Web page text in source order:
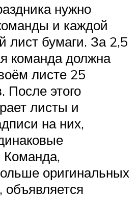
нужно
и каждой
лист бумаги. За 2,5
команда должна
листе 25
После этого
листы и
на них,
оригинальных
объявляется